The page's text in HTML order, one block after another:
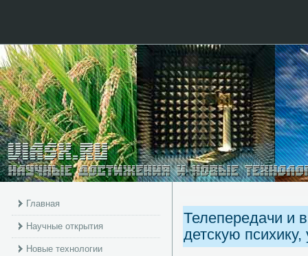
Главная
Научные открытия
Новые технологии
Телепередачи и
детскую